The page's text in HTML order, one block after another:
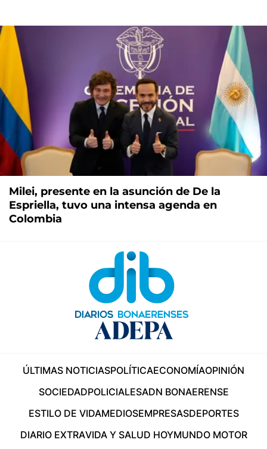
Milei, presente en la asunción de De la
Espriella, tuvo una intensa agenda en
Colombia
ÚLTIMAS NOTICIASPOLÍTICAECONOMÍAOPINIÓN
SOCIEDADPOLICIALESADN BONAERENSE
ESTILO DE VIDAMEDIOSEMPRESASDEPORTES
DIARIO EXTRAVIDA Y SALUD HOYMUNDO MOTOR